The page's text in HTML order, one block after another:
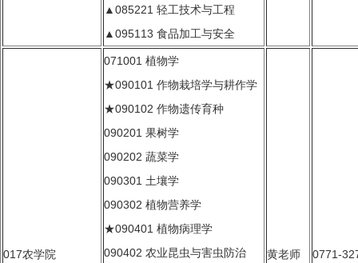
▲085221 轻工技术与工程
▲095113 食品加工与安全
017农学院
071001 植物学
★090101 作物栽培学与耕作学
★090102 作物遗传育种
090201 果树学
090202 蔬菜学
090301 土壤学
090302 植物营养学
★090401 植物病理学
090402 农业昆虫与害虫防治
黄老师 0771-